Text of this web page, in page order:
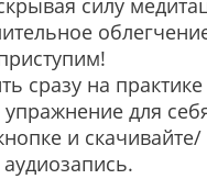
силу
сразу на практике
упражнение для
и скачивайте/